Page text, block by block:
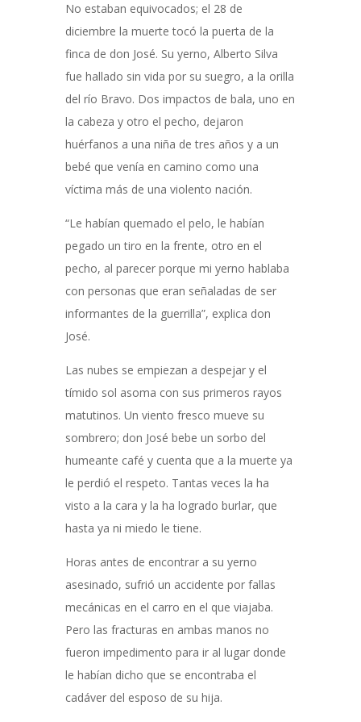
No estaban equivocados; el 28 de
diciembre la muerte tocó la puerta de la
finca de don José. Su yerno, Alberto Silva
fue hallado sin vida por su suegro, a la orilla
del río Bravo. Dos impactos de bala, uno en
la cabeza y otro el pecho, dejaron
huérfanos a una niña de tres años y a un
bebé que venía en camino como una
víctima más de una violento nación.
“Le habían quemado el pelo, le habían
pegado un tiro en la frente, otro en el
pecho, al parecer porque mi yerno hablaba
con personas que eran señaladas de ser
informantes de la guerrilla”, explica don
José.
Las nubes se empiezan a despejar y el
tímido sol asoma con sus primeros rayos
matutinos. Un viento fresco mueve su
sombrero; don José bebe un sorbo del
humeante café y cuenta que a la muerte ya
le perdió el respeto. Tantas veces la ha
visto a la cara y la ha logrado burlar, que
hasta ya ni miedo le tiene.
Horas antes de encontrar a su yerno
asesinado, sufrió un accidente por fallas
mecánicas en el carro en el que viajaba.
Pero las fracturas en ambas manos no
fueron impedimento para ir al lugar donde
le habían dicho que se encontraba el
cadáver del esposo de su hija.